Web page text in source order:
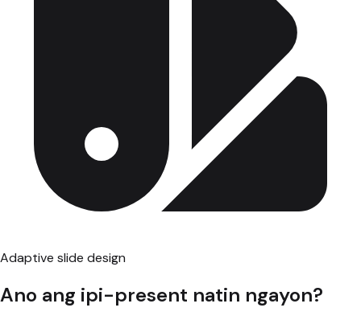
Adaptive slide design
Ano ang ipi-present natin ngayon?